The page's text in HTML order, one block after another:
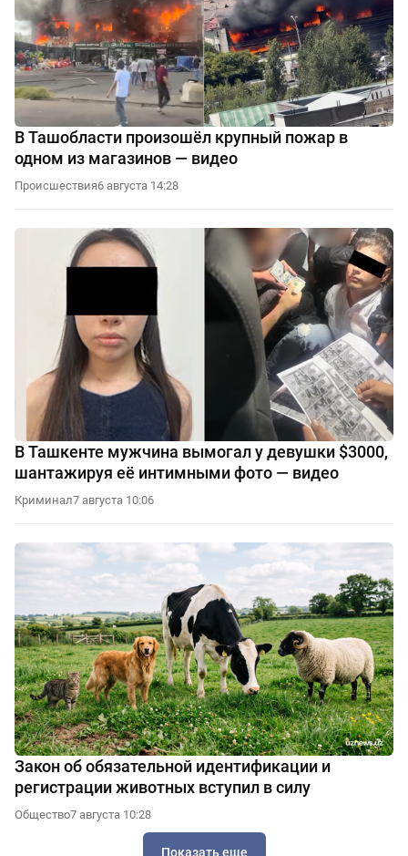
В Ташобласти произошёл крупный пожар в
одном из магазинов — видео
Происшествия6 августа 14:28
В Ташкенте мужчина вымогал у девушки $3000,
шантажируя её интимными фото — видео
Криминал7 августа 10:06
Закон об обязательной идентификации и
регистрации животных вступил в силу
Общество7 августа 10:28
Показать еще